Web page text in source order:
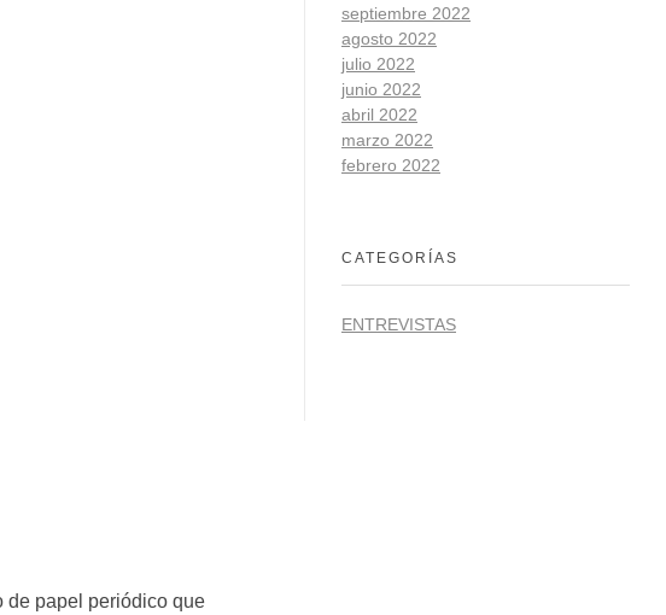
de papel periódico que
septiembre 2022
agosto 2022
julio 2022
junio 2022
abril 2022
marzo 2022
febrero 2022
CATEGORÍAS
ENTREVISTAS